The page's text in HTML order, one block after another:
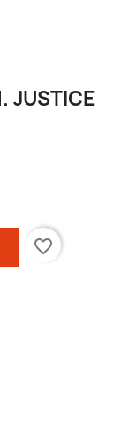
JUSTICE
favorite_border